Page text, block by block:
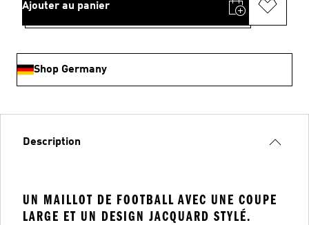
Ajouter au panier
Shop Germany
Description
UN MAILLOT DE FOOTBALL AVEC UNE COUPE
LARGE ET UN DESIGN JACQUARD STYLÉ.